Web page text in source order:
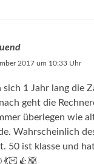
2017 um 10:33 Uhr
1 Jahr lang die
geht die
überlegen wie
Wahrscheinlich
50 ist klasse und